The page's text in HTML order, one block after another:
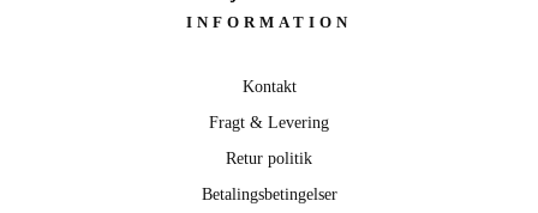
INFORMATION
Kontakt
Fragt & Levering
Retur politik
Betalingsbetingelser